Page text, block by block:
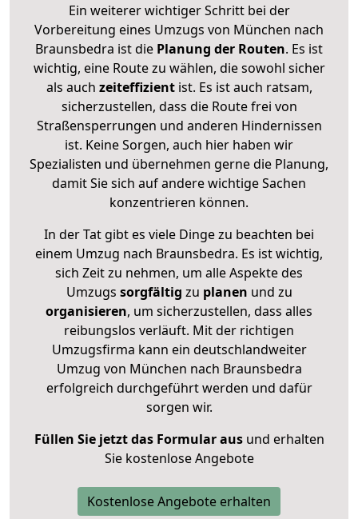
Ein weiterer wichtiger Schritt bei der
Vorbereitung eines Umzugs von München nach
Braunsbedra ist die Planung der Routen. Es ist
wichtig, eine Route zu wählen, die sowohl sicher
als auch zeiteffizientist. Es ist auch ratsam,
sicherzustellen, dass die Route frei von
Straßensperrungen und anderen Hindernissen
ist. Keine Sorgen, auch hier haben wir
Spezialisten und übernehmen gerne die Planung,
damit Sie sich auf andere wichtige Sachen
konzentrieren können.
In der Tat gibt es viele Dinge zu beachten bei
einem Umzug nach Braunsbedra. Es ist wichtig,
sich Zeit zu nehmen, um alle Aspekte des
Umzugs sorgfältig zu planen und zu
organisieren, um sicherzustellen, dass alles
reibungslos verläuft. Mit der richtigen
Umzugsfirma kann ein deutschlandweiter
Umzug von München nach Braunsbedra
erfolgreich durchgeführt werden und dafür
sorgen wir.
Füllen Sie jetzt das Formular ausund erhalten
Sie kostenlose Angebote
Kostenlose Angebote erhalten